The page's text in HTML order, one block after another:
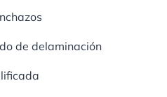
de delaminación